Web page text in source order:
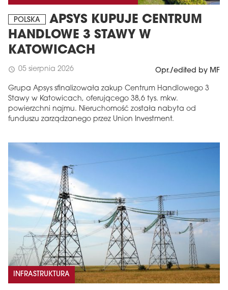
POLSKA
APSYS KUPUJE CENTRUM
HANDLOWE 3 STAWY W
KATOWICACH
schedule 05 sierpnia 2026 Opr./edited by MF
Grupa Apsys sfinalizowała zakup Centrum Handlowego 3
Stawy w Katowicach, oferującego 38,6 tys. mkw.
powierzchni najmu. Nieruchomość została nabyta od
funduszu zarządzanego przez Union Investment.
INFRASTRUKTURA